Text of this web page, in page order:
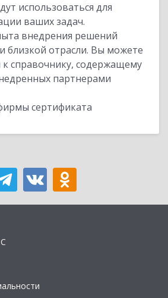
использоваться для
ваших задач.
внедрения решений
близкой отрасли. Вы можете
к справочнику, содержащему
партнерами
сертификата